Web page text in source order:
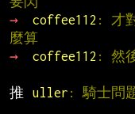
→
coffee112 : 才
麼算
→
coffee112 : 然
推
uller : 騎士問